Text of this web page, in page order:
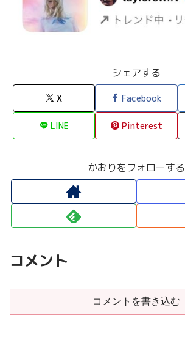
シェアする
X Facebook
LINE Pinterest
かおりをフォローする
コメント
コメントを書き込む